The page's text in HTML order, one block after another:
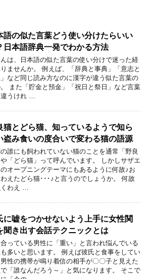
語の似た言葉どう使い分けたらいい
日本語辞典一発でわかる方法
は、日本語の似た言葉の使い分けで迷った経
ませんか。 例えば、「辞典と事典」「意志と
など同じ読み方なのに漢字が違う似た言葉の
。 また「貯金と預金」「祝日と祭日」など言葉
違うけれ …
猫とどら猫、知っているようで知ら
盗み食いの度合いで変わる猫の語源
の誰にも飼われていない猫のことを通常「野良
「どら猫」って呼んでいます。 しかしサザエ
オープニングテーマにもあるように何故♪お
えたどら猫･･･♪と言うのでしょうか。 何故
くわえ …
に嘘をつかせないよう上手に女性関
聞き出す会話テクニックとは
っている男性に「重い」と言われ悩んでいる
多いと思います。 例えば彼氏と食事をしてい
性の携帯が鳴り着信の相手が〇〇子と見えた
「誰なんだろう～」と気になります。 そこで